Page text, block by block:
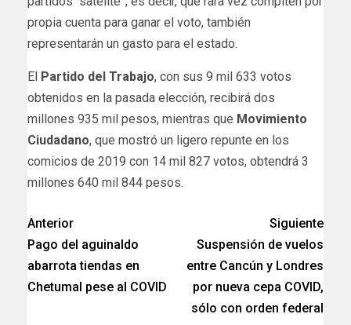
propia cuenta para ganar el voto, también
representarán un gasto para el estado.
El Partido del Trabajo, con sus 9 mil 633 votos
obtenidos en la pasada elección, recibirá dos
millones 935 mil pesos, mientras que Movimiento
Ciudadano, que mostró un ligero repunte en los
comicios de 2019 con 14 mil 827 votos, obtendrá 3
millones 640 mil 844 pesos.
Anterior
Pago del aguinaldo
abarrota tiendas en
Chetumal pese al COVID
Siguiente
Suspensión de vuelos
entre Cancún y Londres
por nueva cepa COVID,
sólo con orden federal